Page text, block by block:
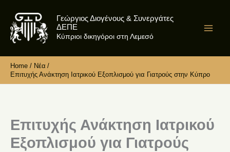
content
Γεώργιος Διογένους & Συνεργάτες
ΔΕΠΕ
Κύπριοι δικηγόροι στη Λεμεσό
Home
Νέα
Επιτυχής Ανάκτηση Ιατρικού Εξοπλισμού για Γιατρούς στην Κύπρο
Επιτυχής Ανάκτηση Ιατρικού
Εξοπλισμού για Γιατρούς